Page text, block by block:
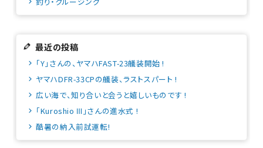
最近の投稿
「Y」さんの、ヤマハFAST-23艤装開始 !
ヤマハDFR-33CPの艤装、ラストスパート !
広い海で、知り合いと会うと嬉しいものです !
「Kuroshio Ⅲ」さんの進水式 !
酷暑の納入前試運転!